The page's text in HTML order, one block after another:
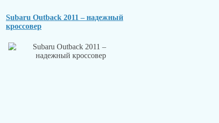
Subaru Outback 2011 – надежный
кроссовер